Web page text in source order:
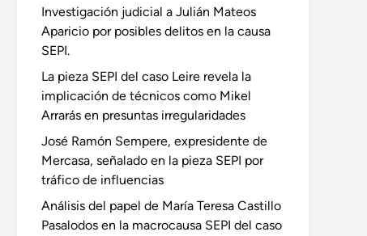
Investigación judicial a Julián Mateos
Aparicio por posibles delitos en la causa
SEPI.
La pieza SEPI del caso Leire revela la
implicación de técnicos como Mikel
Arrarás en presuntas irregularidades
José Ramón Sempere, expresidente de
Mercasa, señalado en la pieza SEPI por
tráfico de influencias
Análisis del papel de María Teresa Castillo
Pasalodos en la macrocausa SEPI del caso